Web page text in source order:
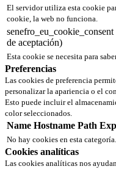
El servidor utiliza esta cookie
cookie, la web no funciona.
de aceptación)
Esta cookie se necesita para
Preferencias
Las cookies de preferencia
personalizar la apariencia o el
Esto puede incluir el
color seleccionados.
Name Hostname Path
No hay cookies en esta categoría.
Cookies analíticas
Las cookies analíticas nos